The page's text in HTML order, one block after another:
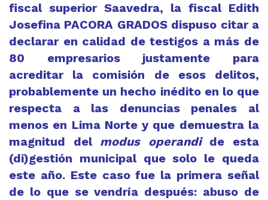
fiscal superior Saavedra, la fiscal Edith
Josefina PACORA GRADOS dispuso citar a
declarar en calidad de testigos a más de
80 empresarios justamente para
acreditar la comisión de esos delitos,
probablemente un hecho inédito en lo que
respecta a las denuncias penales al
menos en Lima Norte y que demuestra la
magnitud del modus operandide esta
(di)gestión municipal que solo le queda
este año. Este caso fue la primera señal
de lo que se vendría después: abuso de